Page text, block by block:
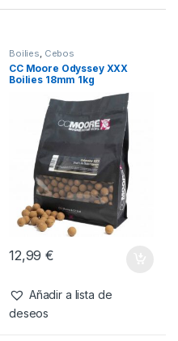
Boilies, Cebos
CC Moore Odyssey XXX
Boilies 18mm 1kg
12,99€
Añadir a lista de
deseos